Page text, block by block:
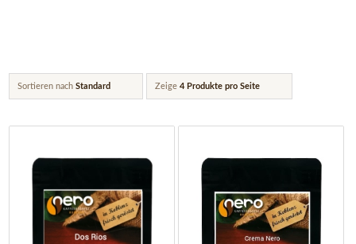
Sortieren nachStandard Zeige4 Produkte pro Seite